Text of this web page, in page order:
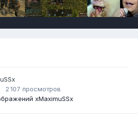
2 107 просмотров
xMaximuSSx